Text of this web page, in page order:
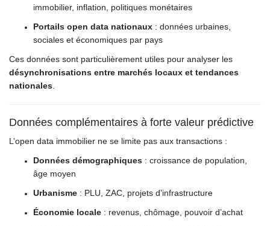
immobilier, inflation, politiques monétaires
Portails open data nationaux : données urbaines,
sociales et économiques par pays
Ces données sont particulièrement utiles pour analyser les
désynchronisations entre marchés locaux et tendances
nationales
Données complémentaires à forte valeur prédictive
L’open data immobilier ne se limite pas aux transactions :
Données démographiques : croissance de population,
âge moyen
Urbanisme : PLU, ZAC, projets d’infrastructure
Économie locale : revenus, chômage, pouvoir d’achat